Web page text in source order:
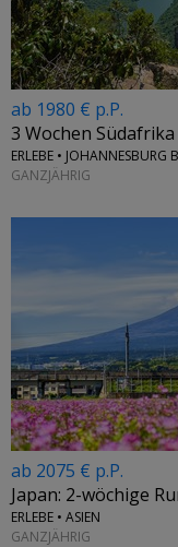
ab 1980 € p.P.
3 Wochen
ERLEBE • JOHANNESBURG
GANZJÄHRIG
ab 2075 € p.P.
Japan: 2-wöchige
ERLEBE • ASIEN
GANZJÄHRIG